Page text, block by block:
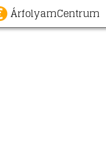
ÁrfolyamCentrum